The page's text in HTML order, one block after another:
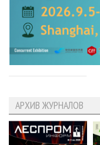
АРХИВ ЖУРНАЛОВ